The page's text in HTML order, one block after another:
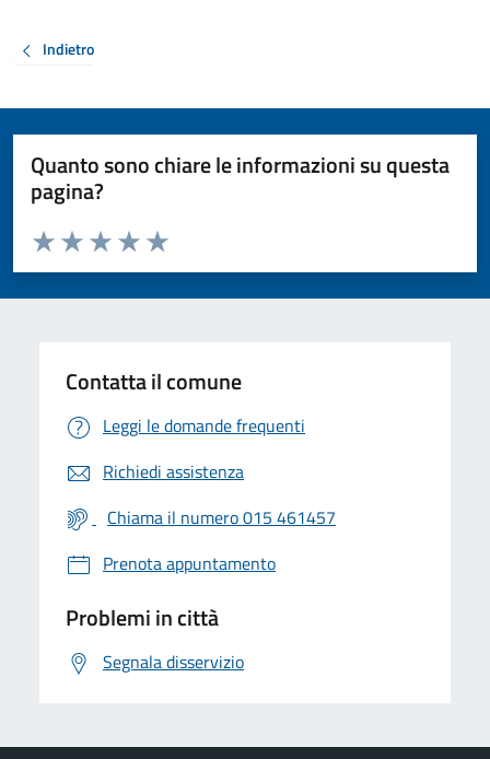
Indietro
Quanto sono chiare le informazioni su questa
pagina?
Valuta da 1 a 5 stelle la pagina
Valuta 5 stelle su 5
Valuta 4 stelle su 5
Valuta 3 stelle su 5
Valuta 2 stelle su 5
Valuta 1 stelle su 5
Contatta il comune
Leggi le domande frequenti
Richiedi assistenza
Chiama il numero 015 461457
Prenota appuntamento
Problemi in città
Segnala disservizio